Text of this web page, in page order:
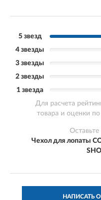
5 звезд
4 звезды
3 звезды
2 звезды
1 звезда
Для расчета
товара и оценки по
Чехол для лопаты
НАПИСАТЬ